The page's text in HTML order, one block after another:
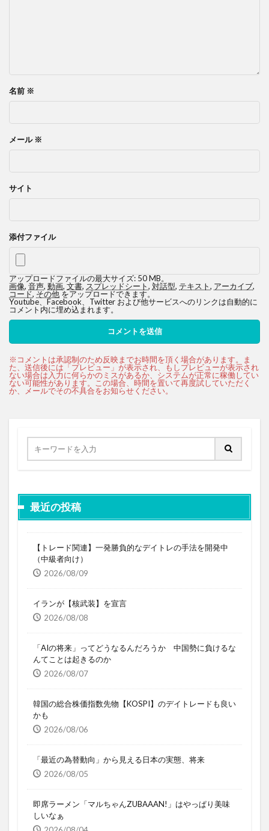
名前 ※
メール ※
サイト
添付ファイル
アップロードファイルの最大サイズ: 50 MB。
画像, 音声, 動画, 文書, スプレッドシート, 対話型, テキスト, アーカイブ,
コード,その他をアップロードできます。
Youtube、Facebook、Twitter および他サービスへのリンクは自動的に
コメント内に埋め込まれます。
最近の投稿
【トレード関連】一発勝負的なデイトレの手法を開発中
（中級者向け）
2026/08/09
イランが【核武装】を宣言
2026/08/08
「AIの将来」ってどうなるんだろうか 中国勢に負けるな
んてことは起きるのか
2026/08/07
韓国の総合株価指数先物【KOSPI】のデイトレードも良い
かも
2026/08/06
「最近の為替動向」から見える日本の実態、将来
2026/08/05
即席ラーメン「マルちゃんZUBAAAN!」はやっぱり美味
しいなぁ